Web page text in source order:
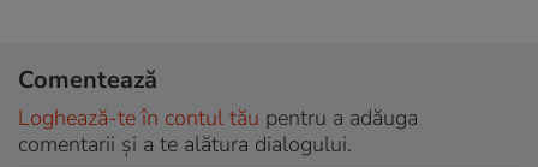
Comentează
Loghează-te în contul tău pentru a adăuga
comentarii și a te alătura dialogului.